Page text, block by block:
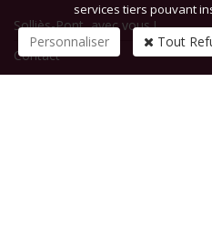
Solliès-Pont, avec vous !
Contact
services tiers pouvant
Personnaliser Tout